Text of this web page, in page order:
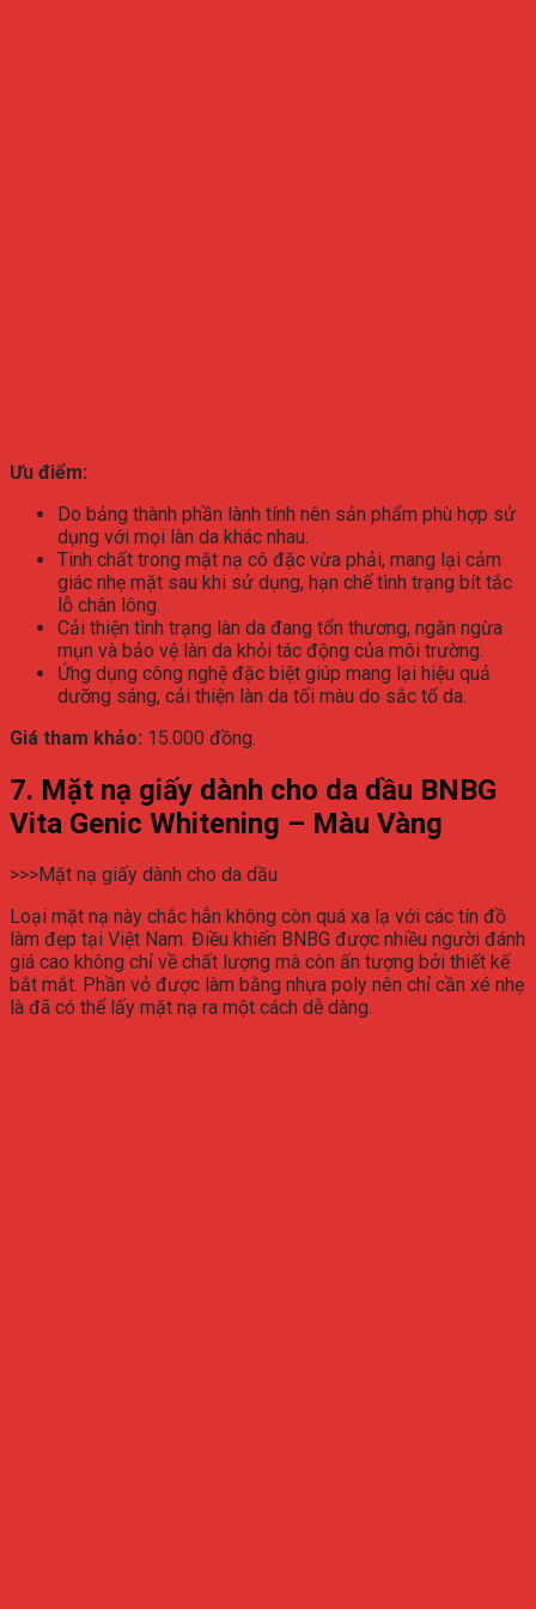
Ưu điểm:
Do bảng thành phần lành tính nên sản phẩm phù hợp sử
dụng với mọi làn da khác nhau.
Tinh chất trong mặt nạ cô đặc vừa phải, mang lại cảm
giác nhẹ mặt sau khi sử dụng, hạn chế tình trạng bít tắc
lỗ chân lông.
Cải thiện tình trạng làn da đang tổn thương, ngăn ngừa
mụn và bảo vệ làn da khỏi tác động của môi trường.
Ứng dụng công nghệ đặc biệt giúp mang lại hiệu quả
dưỡng sáng, cải thiện làn da tối màu do sắc tố da.
Giá tham khảo: 15.000 đồng.
7. Mặt nạ giấy dành cho da dầu BNBG
Vita Genic Whitening – Màu Vàng
>>>Mặt nạ giấy dành cho da dầu
Loại mặt nạ này chắc hẳn không còn quá xa lạ với các tín đồ
làm đẹp tại Việt Nam. Điều khiến BNBG được nhiều người đánh
giá cao không chỉ về chất lượng mà còn ấn tượng bởi thiết kế
bắt mắt. Phần vỏ được làm bằng nhựa poly nên chỉ cần xé nhẹ
là đã có thể lấy mặt nạ ra một cách dễ dàng.